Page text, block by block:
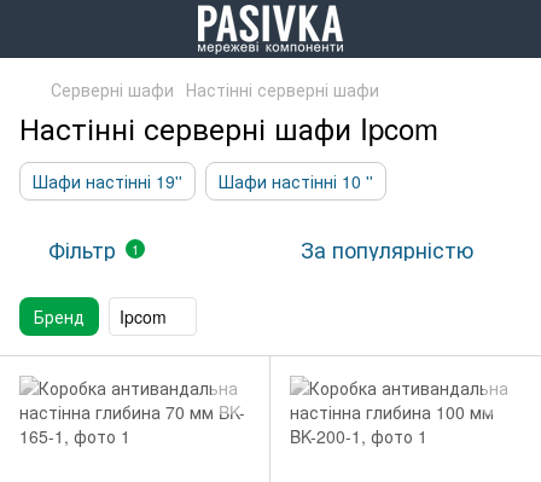
Серверні шафи Настінні серверні шафи
Настінні серверні шафи Ipcom
Шафи настінні 19'' Шафи настінні 10 ''
Фільтр 1 За популярністю
Бренд Ipcom